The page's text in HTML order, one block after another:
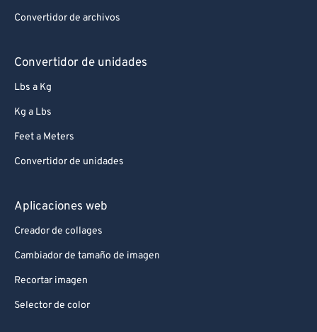
Convertidor de archivos
Convertidor de unidades
Lbs a Kg
Kg a Lbs
Feet a Meters
Convertidor de unidades
Aplicaciones web
Creador de collages
Cambiador de tamaño de imagen
Recortar imagen
Selector de color